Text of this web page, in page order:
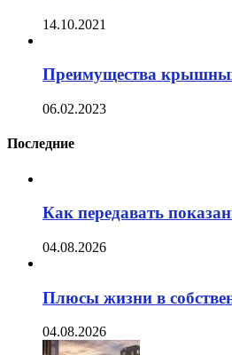
14.10.2021
Преимущества
06.02.2023
Последние
Как передавать
04.08.2026
Плюсы жизни в
04.08.2026